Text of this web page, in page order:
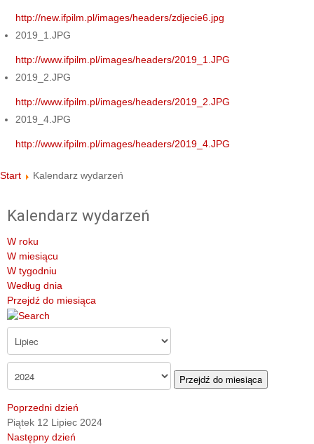
http://new.ifpilm.pl/images/headers/zdjecie6.jpg
2019_1.JPG
http://www.ifpilm.pl/images/headers/2019_1.JPG
2019_2.JPG
http://www.ifpilm.pl/images/headers/2019_2.JPG
2019_4.JPG
http://www.ifpilm.pl/images/headers/2019_4.JPG
Start Kalendarz wydarzeń
Kalendarz wydarzeń
W roku
W miesiącu
W tygodniu
Według dnia
Przejdź do miesiąca
Przejdź do miesiąca
Poprzedni dzień
Piątek 12 Lipiec 2024
Następny dzień